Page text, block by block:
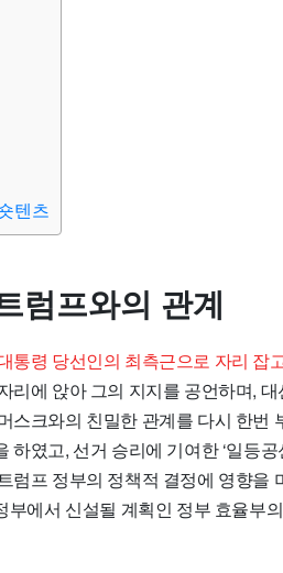
텐츠
럼프와의 관계
통령 당선인의 최측근으로 자리 잡
리에 앉아 그의 지지를 공언하며,
스크와의 친밀한 관계를 다시 한번
였고, 선거 승리에 기여한 ‘일등
럼프 정부의 정책적 결정에 영향을
부에서 신설될 계획인 정부 효율부